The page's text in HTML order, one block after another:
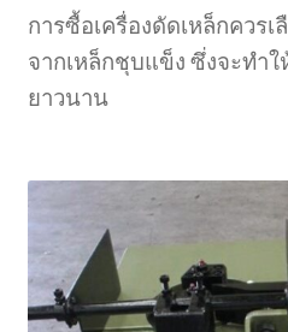
การซื้อเครื่องดัดเหล็กควร
จากเหล็กชุบแข็ง ซึ่งจะทำ
ยาวนาน